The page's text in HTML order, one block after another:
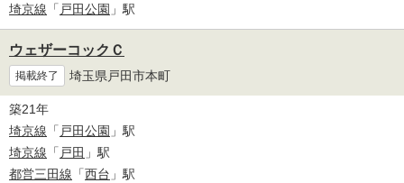
埼京線 「 戸田公園 」駅
ウェザーコックＣ
掲載終了 埼玉県戸田市本町
築21年
埼京線 「 戸田公園 」駅
埼京線 「 戸田 」駅
都営三田線 「西台 」駅